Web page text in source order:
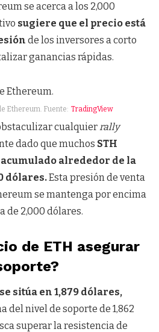
se acerca a los 2,000
sugiere que el precio está
de los inversores a corto
ganancias rápidas.
Ethereum. Fuente: TradingView
cualquier rally
dado que muchos STH
alrededor de la
dólares.Esta presión de venta
se mantenga por encima
de 2,000 dólares.
de ETH asegurar
se sitúa en 1,879 dólares,
del nivel de soporte de 1,862
superar la resistencia de